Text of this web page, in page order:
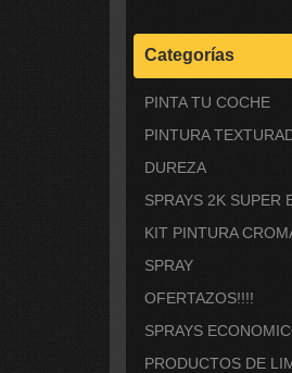
Categorías
PINTA TU COCHE
PINTURA
DUREZA
SPRAYS 2K SUPER
KIT PINTURA
SPRAY
OFERTAZOS!!!!
SPRAYS
PRODUCTOS DE